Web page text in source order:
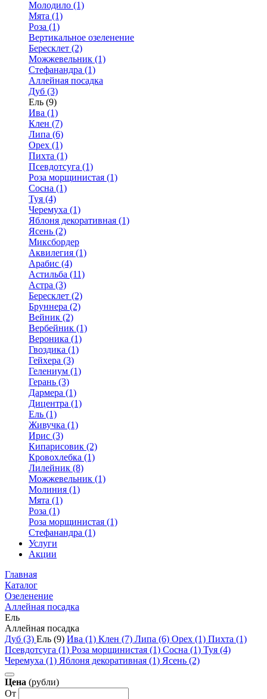
Молодило (1)
Мята (1)
Роза (1)
Вертикальное озеленение
Бересклет (2)
Можжевельник (1)
Стефанандра (1)
Аллейная посадка
Дуб (3)
Ель (9)
Ива (1)
Клен (7)
Липа (6)
Орех (1)
Пихта (1)
Псевдотсуга (1)
Роза морщинистая (1)
Сосна (1)
Туя (4)
Черемуха (1)
Яблоня декоративная (1)
Ясень (2)
Миксбордер
Аквилегия (1)
Арабис (4)
Астильба (11)
Астра (3)
Бересклет (2)
Бруннера (2)
Вейник (2)
Вербейник (1)
Вероника (1)
Гвоздика (1)
Гейхера (3)
Гелениум (1)
Герань (3)
Дармера (1)
Дицентра (1)
Ель (1)
Живучка (1)
Ирис (3)
Кипарисовик (2)
Кровохлебка (1)
Лилейник (8)
Можжевельник (1)
Молиния (1)
Мята (1)
Роза (1)
Роза морщинистая (1)
Стефанандра (1)
Услуги
Акции
Главная
Каталог
Озеленение
Аллейная посадка
Ель
Аллейная посадка
Дуб (3) Ель (9) Ива (1) Клен (7) Липа (6) Орех (1) Пихта (1)
Псевдотсуга (1) Роза морщинистая (1) Сосна (1) Туя (4)
Черемуха (1) Яблоня декоративная (1) Ясень (2)
Цена (рубли)
От